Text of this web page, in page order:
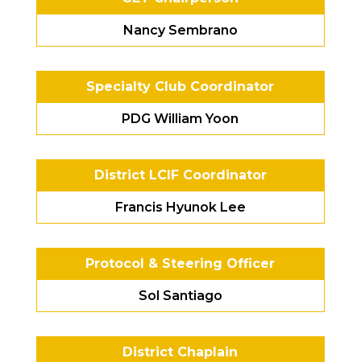
Nancy Sembrano
Specialty Club Coordinator
PDG William Yoon
District LCIF Coordinator
Francis Hyunok Lee
Protocol & Steering Officer
Sol Santiago
District Chaplain